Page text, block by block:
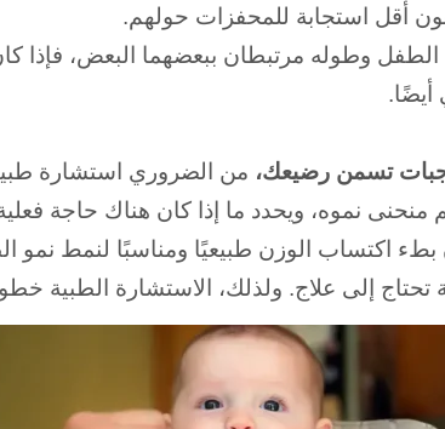
أقل استجابة للمحفزات حولهم.
وطوله مرتبطان ببعضهما البعض، فإذا
أيضًا.
تسمن رضيعك، من الضروري استشارة
نموه، ويحدد ما إذا كان هناك حاجة فعلية
اكتساب الوزن طبيعيًا ومناسبًا لنمط نمو
إلى علاج. ولذلك، الاستشارة الطبية